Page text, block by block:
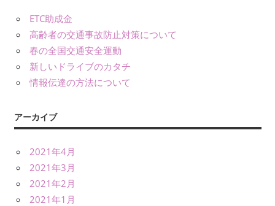
ETC助成金
高齢者の交通事故防止対策について
春の全国交通安全運動
新しいドライブのカタチ
情報伝達の方法について
アーカイブ
2021年4月
2021年3月
2021年2月
2021年1月